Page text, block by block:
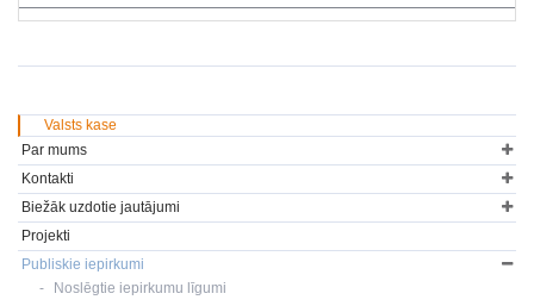
Valsts kase
Par mums
Kontakti
Biežāk uzdotie jautājumi
Projekti
Publiskie iepirkumi
Noslēgtie iepirkumu līgumi